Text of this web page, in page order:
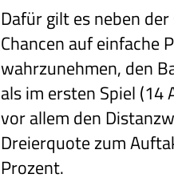
Dafür gilt es neben
Chancen auf einfache
wahrzunehmen, den
als im ersten Spiel (14
vor allem den
Dreierquote zum
Prozent.